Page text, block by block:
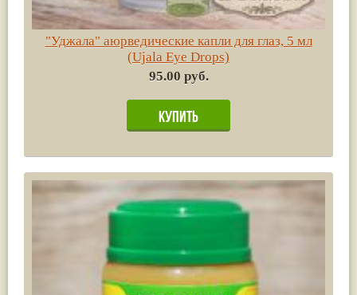
"Уджала" аюрведические капли для глаз, 5 мл
(Ujala Eye Drops)
95.00 руб.